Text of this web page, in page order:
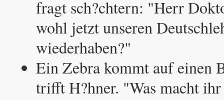
fragt sch?chtern: "Herr
wohl jetzt unseren
wiederhaben?"
Ein Zebra kommt auf einen
trifft H?hner. "Was macht